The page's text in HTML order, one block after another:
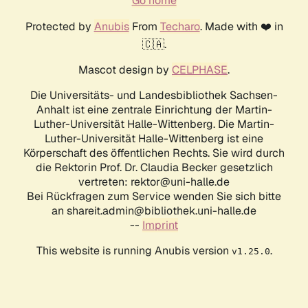
Protected by AnubisFrom Techaro. Made with ❤️ in
🇨🇦.
Mascot design by CELPHASE.
Die Universitäts- und Landesbibliothek Sachsen-
Anhalt ist eine zentrale Einrichtung der Martin-
Luther-Universität Halle-Wittenberg. Die Martin-
Luther-Universität Halle-Wittenberg ist eine
Körperschaft des öffentlichen Rechts. Sie wird durch
die Rektorin Prof. Dr. Claudia Becker gesetzlich
vertreten: rektor@uni-halle.de
Bei Rückfragen zum Service wenden Sie sich bitte
an shareit.admin@bibliothek.uni-halle.de
-- Imprint
This website is running Anubis version v1.25.0.